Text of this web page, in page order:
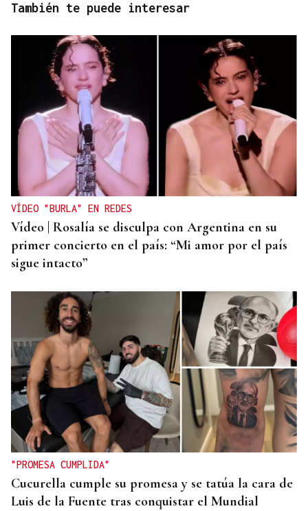
También te puede interesar
VÍDEO "BURLA" EN REDES
Vídeo | Rosalía se disculpa con Argentina en su
primer concierto en el país: “Mi amor por el país
sigue intacto”
"PROMESA CUMPLIDA"
Cucurella cumple su promesa y se tatúa la cara de
Luis de la Fuente tras conquistar el Mundial